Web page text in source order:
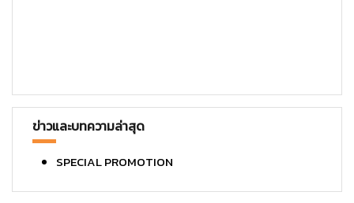
ข่าวและบทความล่าสุด
SPECIAL PROMOTION